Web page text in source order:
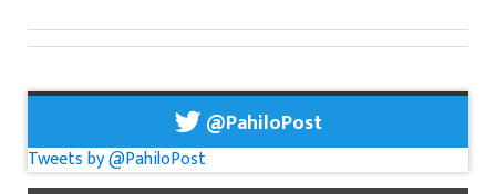
@PahiloPost
Tweets by @PahiloPost